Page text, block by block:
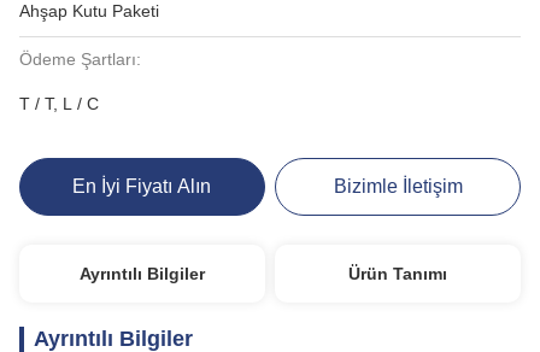
Ahşap Kutu Paketi
Ödeme Şartları:
T / T, L / C
En İyi Fiyatı Alın Bizimle İletişim
Ayrıntılı Bilgiler Ürün Tanımı
Ayrıntılı Bilgiler